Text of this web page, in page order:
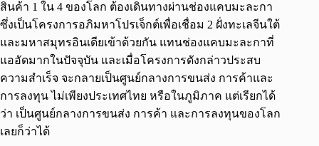
สินค้า 1 ใน 4 ของโลก ต้องเดินทางผ่านช่องแคบมะละกา
ซึ่งเป็นโครงการอภิมหาโปรเจ็กต์เพื่อเชื่อม 2 ฝั่งทะเลจีนใต้
และมหาสมุทรอินเดียเข้าด้วยกัน แทนช่องแคบมะละกาที่
แออัดมากในปัจจุบัน และเมื่อโครงการดังกล่าวประสบ
ความสำเร็จ จะกลายเป็นศูนย์กลางการขนส่ง การค้าและ
การลงทุน ไม่เพียงประเทศไทย หรือในภูมิภาค แต่เรียกได้
ว่า เป็นศูนย์กลางการขนส่ง การค้า และการลงทุนของโลก
เลยก็ว่าได้